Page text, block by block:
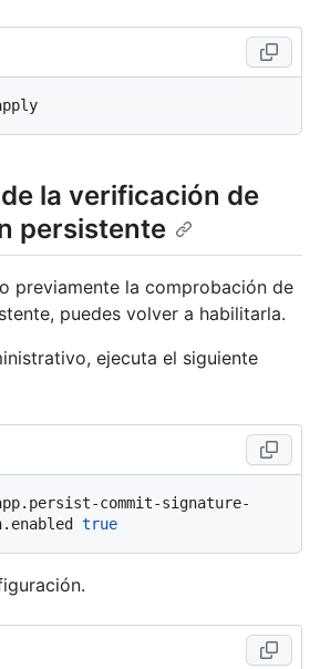
la verificación de
persistente
previamente la comprobación de
puedes volver a habilitarla.
ejecuta el siguiente
commit-signature-
true